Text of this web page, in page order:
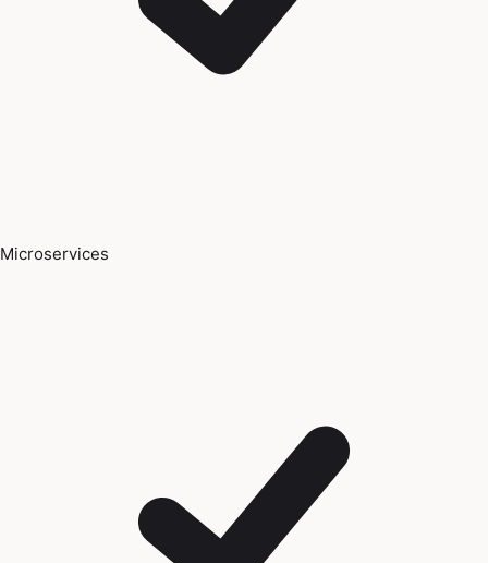
Microservices